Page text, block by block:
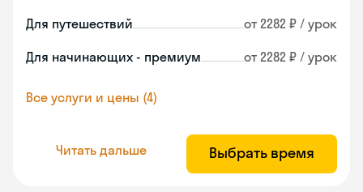
Для путешествий от 2282 ₽ / урок
Для начинающих - премиум от 2282 ₽ / урок
Все услуги и цены (4)
Читать дальше Выбрать время